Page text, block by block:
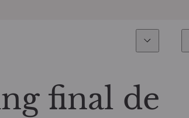
ActionsSélection de fonds
final de